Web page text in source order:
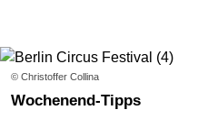
© Christoffer Collina
Wochenend-Tipps